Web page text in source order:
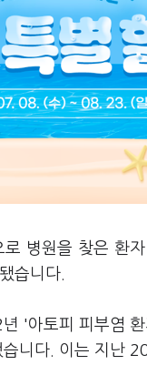
병원을 찾은 환
습니다.
'아토피 피부염 환
니다. 이는 지난